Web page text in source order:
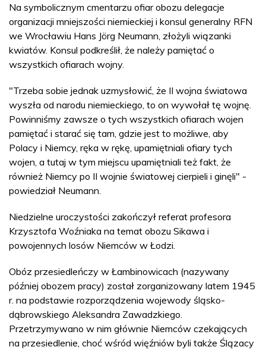
Na symbolicznym cmentarzu ofiar obozu delegacje
organizacji mniejszości niemieckiej i konsul generalny RFN
we Wrocławiu Hans Jörg Neumann, złożyli wiązanki
kwiatów. Konsul podkreślił, że należy pamiętać o
wszystkich ofiarach wojny.
"Trzeba sobie jednak uzmysłowić, że II wojna światowa
wyszła od narodu niemieckiego, to on wywołał tę wojnę.
Powinniśmy zawsze o tych wszystkich ofiarach wojen
pamiętać i starać się tam, gdzie jest to możliwe, aby
Polacy i Niemcy, ręka w rękę, upamiętniali ofiary tych
wojen, a tutaj w tym miejscu upamiętniali też fakt, że
również Niemcy po II wojnie światowej cierpieli i ginęli" -
powiedział Neumann.
Niedzielne uroczystości zakończył referat profesora
Krzysztofa Woźniaka na temat obozu Sikawa i
powojennych losów Niemców w Łodzi.
Obóz przesiedleńczy w Łambinowicach (nazywany
później obozem pracy) został zorganizowany latem 1945
r. na podstawie rozporządzenia wojewody śląsko-
dąbrowskiego Aleksandra Zawadzkiego.
Przetrzymywano w nim głównie Niemców czekających
na przesiedlenie, choć wśród więźniów byli także Ślązacy